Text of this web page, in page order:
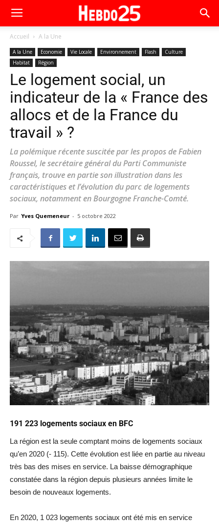
Accueil A la Une
A la Une Economie Vie Locale Environnement Flash
Culture
Habitat
Région
Le logement social, un
indicateur de la « France des
allocs et de la France du
travail » ?
La polémique récente suscitée par les propos de Fabien
Roussel, le secrétaire général du Parti Communiste
français, trouve en partie son illustration dans les
caractéristiques et l’évolution du parc de logements
sociaux, notamment en Bourgogne Franche-Comté.
Par Yves Quemeneur - 5 octobre 2022
191 223 logements sociaux en BFC
La région est la seule comptant moins de logements sociaux
qu’en 2020 (- 115). Cette évolution est liée en partie au niveau
très bas des mises en service. La baisse démographique
constatée dans la région depuis plusieurs années limite le
besoin de nouveaux logements.
En 2020, 1 023 logements sociaux ont été mis en service